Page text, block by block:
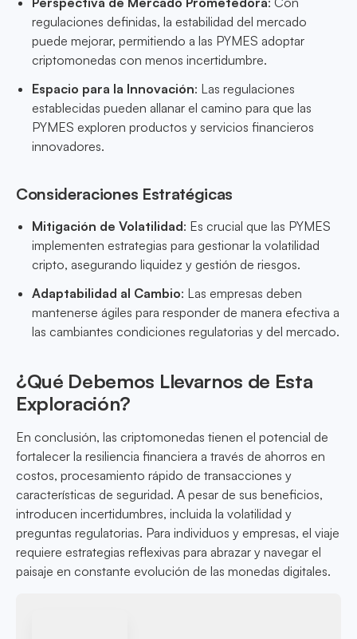
regulaciones definidas, la estabilidad del mercado
puede mejorar, permitiendo a las PYMES adoptar
criptomonedas con menos incertidumbre.
Espacio para la Innovación: Las regulaciones
establecidas pueden allanar el camino para que las
PYMES exploren productos y servicios financieros
innovadores.
Consideraciones Estratégicas
Mitigación de Volatilidad: Es crucial que las PYMES
implementen estrategias para gestionar la volatilidad
cripto, asegurando liquidez y gestión de riesgos.
Adaptabilidad al Cambio: Las empresas deben
mantenerse ágiles para responder de manera efectiva a
las cambiantes condiciones regulatorias y del mercado.
¿Qué Debemos Llevarnos de Esta
Exploración?
En conclusión, las criptomonedas tienen el potencial de
fortalecer la resiliencia financiera a través de ahorros en
costos, procesamiento rápido de transacciones y
características de seguridad. A pesar de sus beneficios,
introducen incertidumbres, incluida la volatilidad y
preguntas regulatorias. Para individuos y empresas, el viaje
requiere estrategias reflexivas para abrazar y navegar el
paisaje en constante evolución de las monedas digitales.